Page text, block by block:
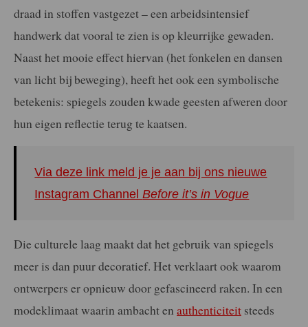
draad in stoffen vastgezet – een arbeidsintensief
handwerk dat vooral te zien is op kleurrijke gewaden.
Naast het mooie effect hiervan (het fonkelen en dansen
van licht bij beweging), heeft het ook een symbolische
betekenis: spiegels zouden kwade geesten afweren door
hun eigen reflectie terug te kaatsen.
Via deze link meld je je aan bij ons nieuwe
Instagram ChannelBefore it’s in Vogue
Die culturele laag maakt dat het gebruik van spiegels
meer is dan puur decoratief. Het verklaart ook waarom
ontwerpers er opnieuw door gefascineerd raken. In een
modeklimaat waarin ambacht en authenticiteit steeds